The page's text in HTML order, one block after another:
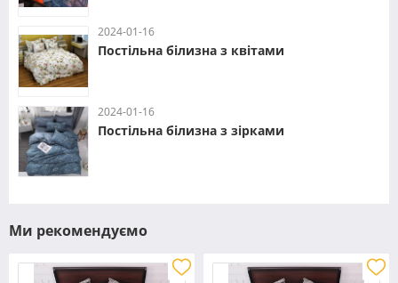
2024-01-16
Постільна білизна з квітами
2024-01-16
Постільна білизна з зірками
Ми рекомендуємо